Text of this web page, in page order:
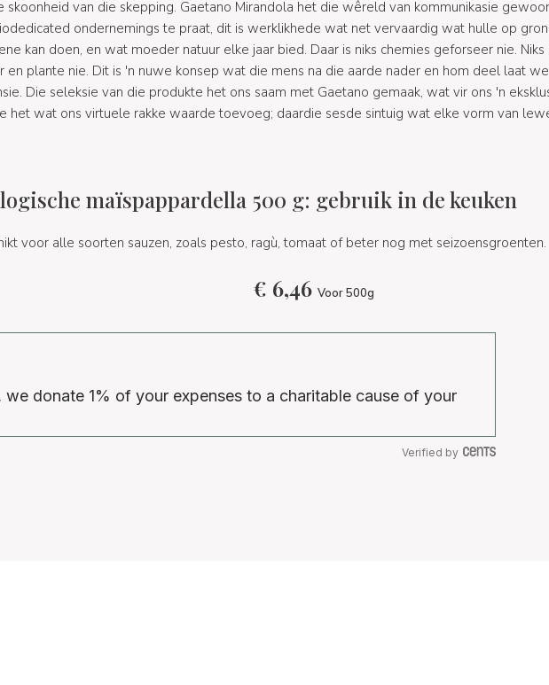
skoonheid van die skepping. Gaetano Mirandola het die wêreld van kommunikasie
ondernemings te praat, dit is werklikhede wat net vervaardig wat hulle op
kan doen, en wat moeder natuur elke jaar bied. Daar is niks chemies geforseer nie.
en plante nie. Dit is 'n nuwe konsep wat die mens na die aarde nader en hom deel laat
Die seleksie van die produkte het ons saam met Gaetano gemaak, wat vir ons 'n
het wat ons virtuele rakke waarde toevoeg; daardie sesde sintuig wat elke vorm van
maïspappardella 500 g: gebruik in de keuken
voor alle soorten sauzen, zoals pesto, ragù, tomaat of beter nog met seizoensgroenten.
€ 6,46 Voor 500g
donate 1% of your expenses to a charitable cause of your
Verified by